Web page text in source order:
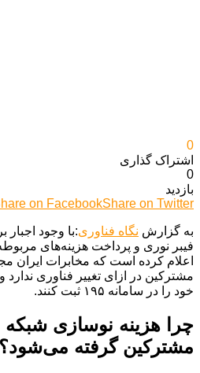
0
اشتراک گذاری‌
0
بازدید
on FacebookShare on Twitter
به گزارش نگاه فناوری:با وجود اجبار
فیبر نوری و پرداخت هزینه‌های
اعلام کرده است که مخابرات ایران
مشترکین در ازای تغییر فناوری
خود را در سامانه ۱۹۵ ثبت کنند.
چرا هزینه نوسازی شبکه
مشترکین گرفته می‌شود؟